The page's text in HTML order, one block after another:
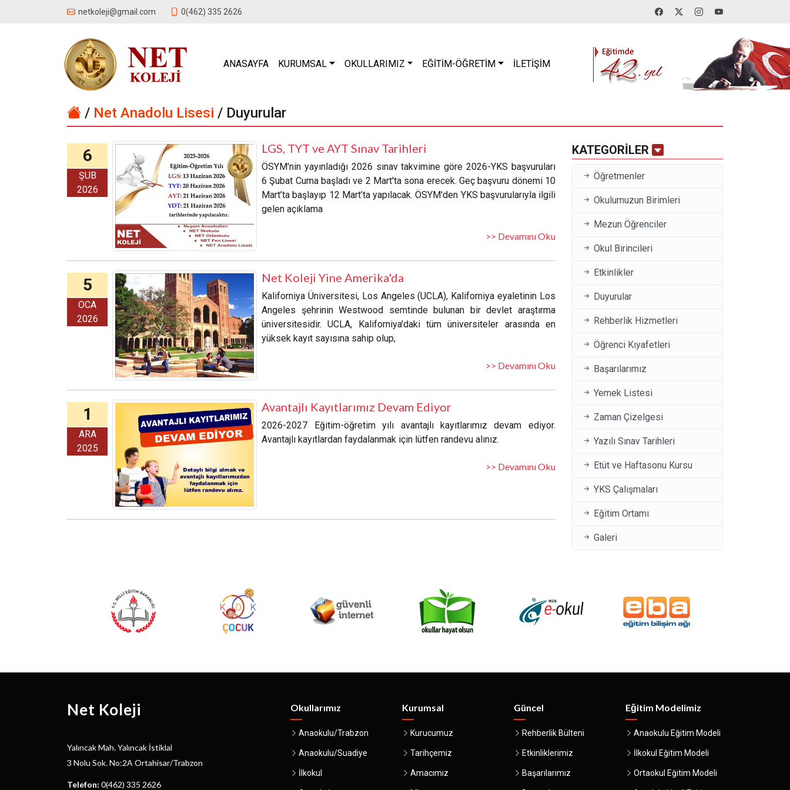
netkoleji@gmail.com 0(462) 335 2626
ANASAYFA KURUMSAL OKULLARIMIZ EĞİTİM-ÖĞRETİM İLETİŞİM
/ Net Anadolu Lisesi / Duyurular
6
ŞUB
2026
LGS, TYT ve AYT Sınav Tarihleri
ÖSYM'nin yayınladığı 2026 sınav takvimine göre 2026-YKS başvuruları
6 Şubat Cuma başladı ve 2 Mart'ta sona erecek. Geç başvuru dönemi 10
Mart’ta başlayıp 12 Mart’ta yapılacak. ÖSYM'den YKS başvurularıyla ilgili
gelen açıklama
>> Devamını Oku
5
OCA
2026
Net Koleji Yine Amerika'da
Kaliforniya Üniversitesi, Los Angeles (UCLA), Kaliforniya eyaletinin Los
Angeles şehrinin Westwood semtinde bulunan bir devlet araştırma
üniversitesidir. UCLA, Kaliforniya'daki tüm üniversiteler arasında en
yüksek kayıt sayısına sahip olup,
>> Devamını Oku
1
ARA
2025
Avantajlı Kayıtlarımız Devam Ediyor
2026-2027 Eğitim-öğretim yılı avantajlı kayıtlarımız devam ediyor.
Avantajlı kayıtlardan faydalanmak için lütfen randevu alınız.
>> Devamını Oku
KATEGORİLER
Öğretmenler
Okulumuzun Birimleri
Mezun Öğrenciler
Okul Birincileri
Etkinlikler
Duyurular
Rehberlik Hizmetleri
Öğrenci Kıyafetleri
Başarılarımız
Yemek Listesi
Zaman Çizelgesi
Yazılı Sınav Tarihleri
Etüt ve Haftasonu Kursu
YKS Çalışmaları
Eğitim Ortamı
Galeri
Net Koleji
Yalıncak Mah. Yalıncak İstiklal
3 Nolu Sok. No:2A Ortahisar/Trabzon
Telefon: 0(462) 335 2626
Okullarımız
Anaokulu/Trabzon
Anaokulu/Suadiye
İlkokul
Kurumsal
Kurucumuz
Tarihçemiz
Amacımız
Güncel
Rehberlik Bülteni
Etkinliklerimiz
Başarılarımız
Eğitim Modelimiz
Anaokulu Eğitim Modeli
İlkokul Eğitim Modeli
Ortaokul Eğitim Modeli